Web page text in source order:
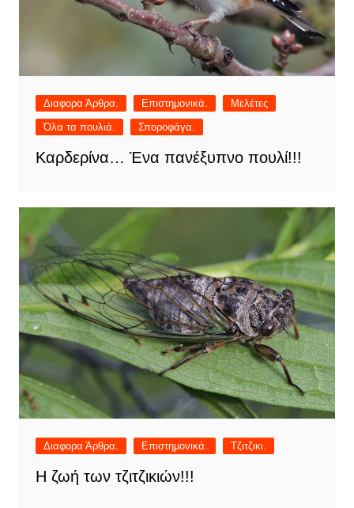
Διαφορα Άρθρα. Επιστημονικά.
Μελέτες
Όλα τα πουλιά.
Σποροφάγα.
Καρδερίνα… Ένα πανέξυπνο πουλί!!!
Διαφορα Άρθρα. Επιστημονικά. Τζιτζικι.
Η ζωή των τζιτζικιών!!!